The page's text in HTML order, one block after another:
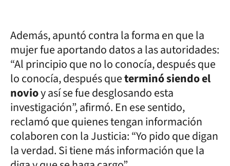
Además, apuntó contra la forma en que la
mujer fue aportando datos a las autoridades:
“Al principio que no lo conocía, después que
lo conocía, después queterminó siendo el
novioy así se fue desglosando esta
investigación”, afirmó. En ese sentido,
reclamó que quienes tengan información
colaboren con la Justicia: “Yo pido que digan
la verdad. Si tiene más información que la